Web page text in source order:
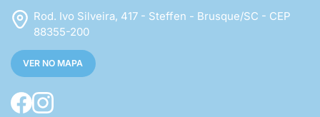
Rod. Ivo Silveira, 417 - Steffen - Brusque/SC - CEP
88355-200
VER NO MAPA